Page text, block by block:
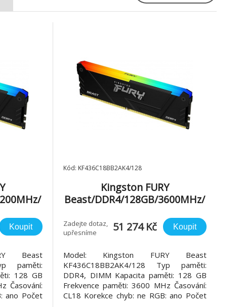
Koupit
Beast
paměti:
128 GB
Časování:
ano Počet
Kód: KF436C18BB2AK4/128
Kingston FURY
Beast/DDR4/128GB/3600MHz/
Zadejte dotaz,
upřesníme
51 274 Kč Koupit
Model: Kingston FURY Beast
KF436C18BB2AK4/128 Typ paměti:
DDR4, DIMM Kapacita paměti: 128 GB
Frekvence paměti: 3600 MHz Časování:
CL18 Korekce chyb: ne RGB: ano Počet